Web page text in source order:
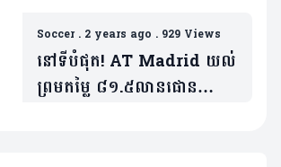
ភាពស្រពិចស្រពិល
Soccer. 2 years ago . 929 Views
នៅទីបំផុត! AT Madrid យល់
ព្រមតម្លៃ ៨១.៥លានផោន